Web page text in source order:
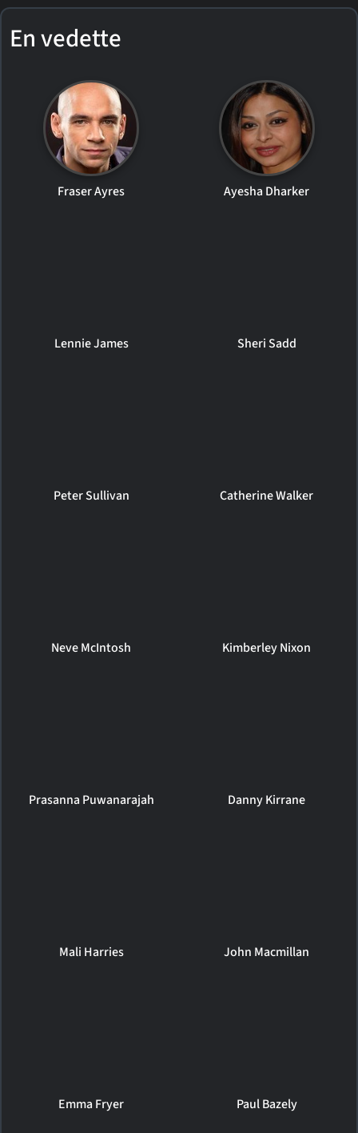
En vedette
Fraser Ayres Ayesha Dharker
Lennie James Sheri Sadd
Peter Sullivan Catherine Walker
Neve McIntosh Kimberley Nixon
Prasanna Puwanarajah Danny Kirrane
Mali Harries John Macmillan
Emma Fryer Paul Bazely